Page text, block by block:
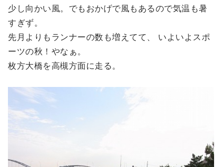
少し向かい風。でもおかげで風もあるので気温も暑
すぎず。
先月よりもランナーの数も増えてて、 いよいよスポ
ーツの秋！やなぁ。
枚方大橋を高槻方面に走る。